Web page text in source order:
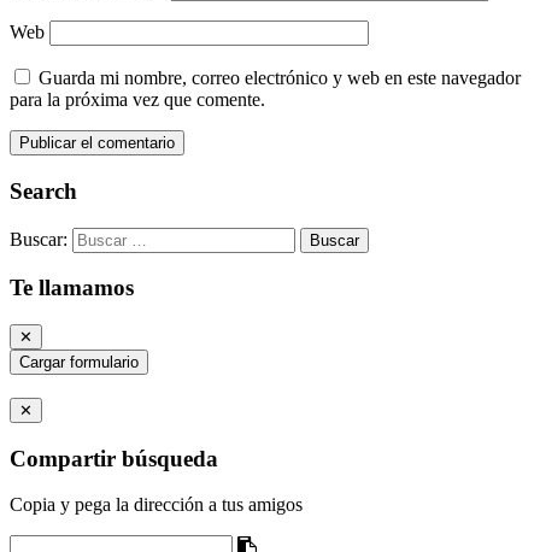
Web
Guarda mi nombre, correo electrónico y web en este navegador
para la próxima vez que comente.
Search
Buscar:
Te llamamos
✕
Cargar formulario
✕
Compartir búsqueda
Copia y pega la dirección a tus amigos